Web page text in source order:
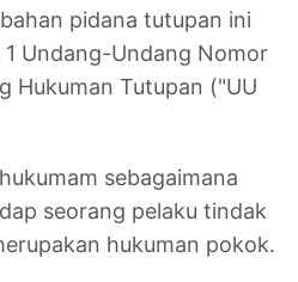
pidana tutupan ini
1 Undang-Undang Nomor
Hukuman Tutupan ("UU
sebagaimana
seorang pelaku tindak
hukuman pokok.